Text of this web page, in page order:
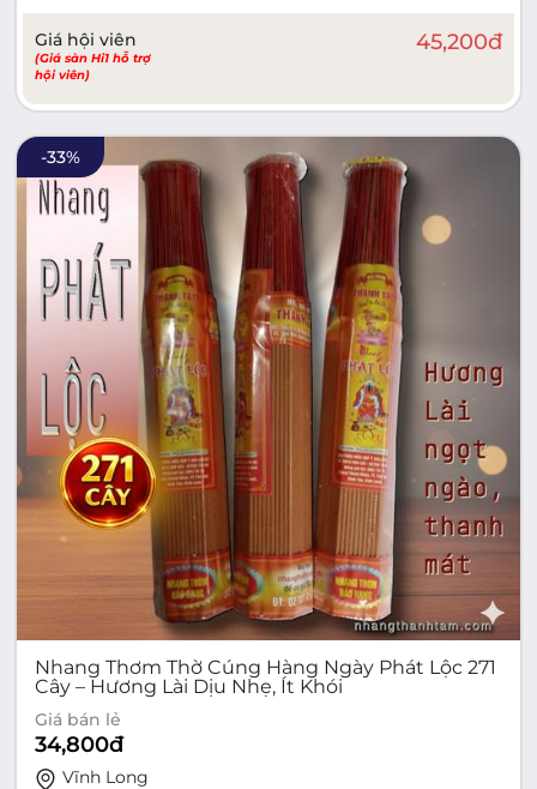
Giá hội viên
(Giá sàn Hi1 hỗ trợ
hội viên)
45,200đ
-33%
Nhang Thơm Thờ Cúng Hàng Ngày Phát Lộc 271
Cây – Hương Lài Dịu Nhẹ, Ít Khói
Giá bán lẻ
34,800đ
Vĩnh Long